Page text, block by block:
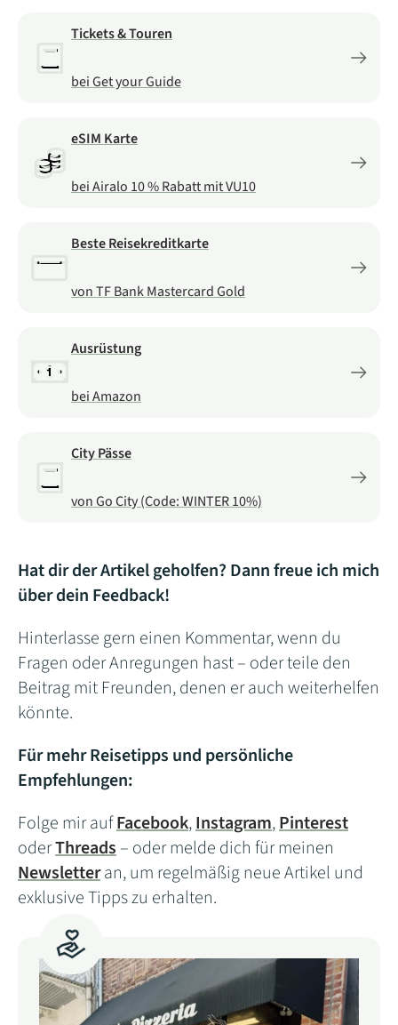
Tickets & Touren
bei Get your Guide
eSIM Karte
bei Airalo 10 % Rabatt mit VU10
Beste Reisekreditkarte
von TF Bank Mastercard Gold
Ausrüstung
bei Amazon
City Pässe
von Go City (Code: WINTER 10%)
Hat dir der Artikel geholfen? Dann freue ich mich
über dein Feedback!
Hinterlasse gern einen Kommentar, wenn du
Fragen oder Anregungen hast – oder teile den
Beitrag mit Freunden, denen er auch weiterhelfen
könnte.
Für mehr Reisetipps und persönliche
Empfehlungen:
Folge mir aufFacebook,Instagram,Pinterest
oderThreads– oder melde dich für meinen
Newsletteran, um regelmäßig neue Artikel und
exklusive Tipps zu erhalten.